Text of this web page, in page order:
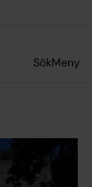
SökMeny